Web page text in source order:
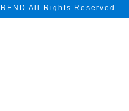
All Rights Reserved.